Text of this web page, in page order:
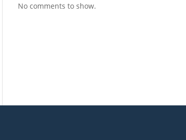
No comments to show.